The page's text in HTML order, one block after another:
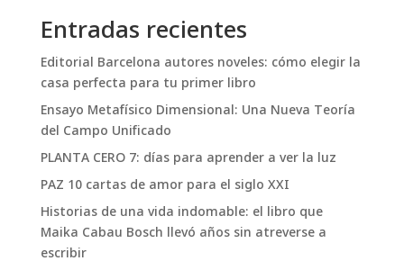
Entradas recientes
Editorial Barcelona autores noveles: cómo elegir la
casa perfecta para tu primer libro
Ensayo Metafísico Dimensional: Una Nueva Teoría
del Campo Unificado
PLANTA CERO 7: días para aprender a ver la luz
PAZ 10 cartas de amor para el siglo XXI
Historias de una vida indomable: el libro que
Maika Cabau Bosch llevó años sin atreverse a
escribir